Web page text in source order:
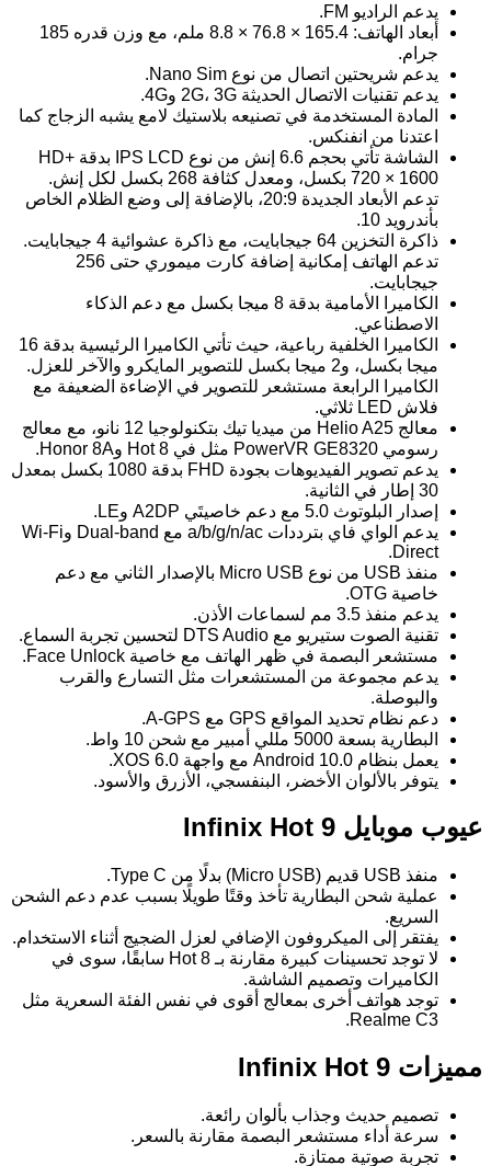
يدعم الراديو FM.
أبعاد الهاتف: 165.4 × 76.8 × 8.8 ملم، مع وزن قدره 185
جرام.
يدعم شريحتين اتصال من نوع Nano Sim.
يدعم تقنيات الاتصال الحديثة 2G، 3G و4G.
المادة المستخدمة في تصنيعه بلاستيك لامع يشبه الزجاج كما
اعتدنا من انفنكس.
الشاشة تأتي بحجم 6.6 إنش من نوع IPS LCD بدقة HD+
720 × 1600 بكسل، ومعدل كثافة 268 بكسل لكل إنش.
تدعم الأبعاد الجديدة 20:9، بالإضافة إلى وضع الظلام الخاص
بأندرويد 10.
ذاكرة التخزين 64 جيجابايت، مع ذاكرة عشوائية 4 جيجابايت.
تدعم الهاتف إمكانية إضافة كارت ميموري حتى 256
جيجابايت.
الكاميرا الأمامية بدقة 8 ميجا بكسل مع دعم الذكاء
الاصطناعي.
الكاميرا الخلفية رباعية، حيث تأتي الكاميرا الرئيسية بدقة 16
ميجا بكسل، و2 ميجا بكسل للتصوير المايكرو والآخر للعزل.
الكاميرا الرابعة مستشعر للتصوير في الإضاءة الضعيفة مع
فلاش LED ثلاثي.
معالج Helio A25 من ميديا تيك بتكنولوجيا 12 نانو، مع معالج
رسومي PowerVR GE8320 مثل في Hot 8 وHonor 8A.
يدعم تصوير الفيديوهات بجودة FHD بدقة 1080 بكسل بمعدل
30 إطار في الثانية.
إصدار البلوتوث 5.0 مع دعم خاصيتَي A2DP وLE.
يدعم الواي فاي بترددات a/b/g/n/ac مع Dual-band وWi-Fi
Direct.
منفذ USB من نوع Micro USB بالإصدار الثاني مع دعم
خاصية OTG.
يدعم منفذ 3.5 مم لسماعات الأذن.
تقنية الصوت ستيريو مع DTS Audio لتحسين تجربة السماع.
مستشعر البصمة في ظهر الهاتف مع خاصية Face Unlock.
يدعم مجموعة من المستشعرات مثل التسارع والقرب
والبوصلة.
دعم نظام تحديد المواقع GPS مع A-GPS.
البطارية بسعة 5000 مللي أمبير مع شحن 10 واط.
يعمل بنظام Android 10.0 مع واجهة XOS 6.0.
يتوفر بالألوان الأخضر، البنفسجي، الأزرق والأسود.
عيوب موبايل Infinix Hot 9
منفذ USB قديم (Micro USB) بدلًا من Type C.
عملية شحن البطارية تأخذ وقتًا طويلًا بسبب عدم دعم الشحن
السريع.
يفتقر إلى الميكروفون الإضافي لعزل الضجيج أثناء الاستخدام.
لا توجد تحسينات كبيرة مقارنة بـ Hot 8 سابقًا، سوى في
الكاميرات وتصميم الشاشة.
توجد هواتف أخرى بمعالج أقوى في نفس الفئة السعرية مثل
Realme C3.
مميزات Infinix Hot 9
تصميم حديث وجذاب بألوان رائعة.
سرعة أداء مستشعر البصمة مقارنة بالسعر.
تجربة صوتية ممتازة.